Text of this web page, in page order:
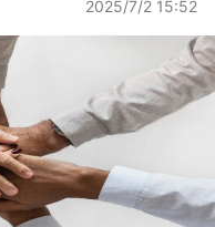
2025/7/2 15:52